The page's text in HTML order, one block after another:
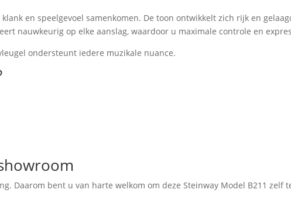
en speelgevoel samenkomen. De toon ontwikkelt zich rijk en
nauwkeurig op elke aanslag, waardoor u maximale controle en
ondersteunt iedere muzikale nuance.
Daarom bent u van harte welkom om deze Steinway Model B211 zelf